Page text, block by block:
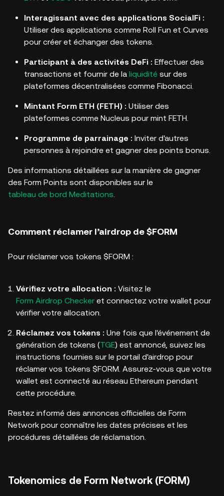
Interagissant avec des applications SocialFi :
Utiliser des applications comme Roll Fun et Curves
pour créer et échanger des tokens.
Participant à des activités DeFi : Effectuer des
transactions et fournir de la liquidité sur des
plateformes décentralisées comme Fibonacci.
Mintant Form ETH (FETH) : Utiliser des
plateformes comme Nucleus pour mint FETH.
Programme de parrainage : Inviter d'autres
personnes à rejoindre et gagner des points bonus.
Des informations détaillées sur la manière de gagner
des Form Points sont disponibles sur le
tableau de bord Meditations.
Comment réclamer l’airdrop de $FORM
Pour réclamer vos tokens $FORM :
Vérifiez votre allocation : Visitez le
Form Airdrop Checker et connectez votre wallet pour
vérifier votre allocation.
Réclamez vos tokens : Une fois que l'événement de
génération de tokens (TGE) est annoncé, suivez les
instructions fournies sur le portail d'airdrop pour
réclamer vos tokens $FORM. Assurez-vous que votre
wallet est connecté au réseau Ethereum pendant
cette procédure.
Restez informé des annonces officielles de Form
Network pour connaître les dates précises et les
procédures détaillées de réclamation.
Tokenomics de Form Network (FORM)